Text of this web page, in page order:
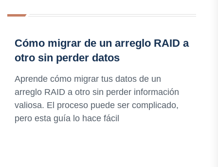
Cómo migrar de un arreglo RAID a
otro sin perder datos
Aprende cómo migrar tus datos de un
arreglo RAID a otro sin perder información
valiosa. El proceso puede ser complicado,
pero esta guía lo hace fácil